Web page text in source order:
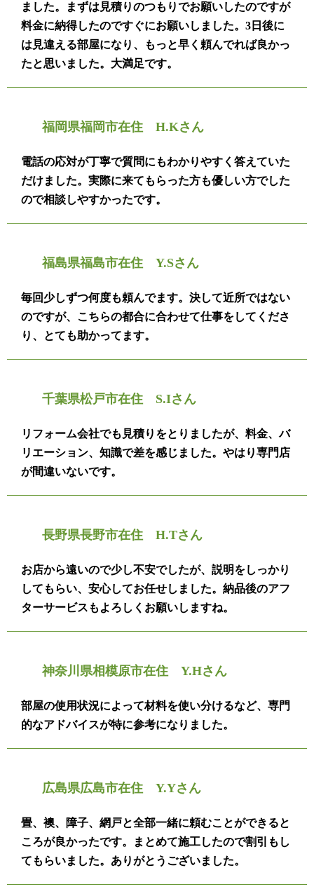
ました。まずは見積りのつもりでお願いしたのですが
料金に納得したのですぐにお願いしました。3日後に
は見違える部屋になり、もっと早く頼んでれば良かっ
たと思いました。大満足です。
福岡県福岡市在住 H.Kさん
電話の応対が丁寧で質問にもわかりやすく答えていた
だけました。実際に来てもらった方も優しい方でした
ので相談しやすかったです。
福島県福島市在住 Y.Sさん
毎回少しずつ何度も頼んでます。決して近所ではない
のですが、こちらの都合に合わせて仕事をしてくださ
り、とても助かってます。
千葉県松戸市在住 S.Iさん
リフォーム会社でも見積りをとりましたが、料金、バ
リエーション、知識で差を感じました。やはり専門店
が間違いないです。
長野県長野市在住 H.Tさん
お店から遠いので少し不安でしたが、説明をしっかり
してもらい、安心してお任せしました。納品後のアフ
ターサービスもよろしくお願いしますね。
神奈川県相模原市在住 Y.Hさん
部屋の使用状況によって材料を使い分けるなど、専門
的なアドバイスが特に参考になりました。
広島県広島市在住 Y.Yさん
畳、襖、障子、網戸と全部一緒に頼むことができると
ころが良かったです。まとめて施工したので割引もし
てもらいました。ありがとうございました。